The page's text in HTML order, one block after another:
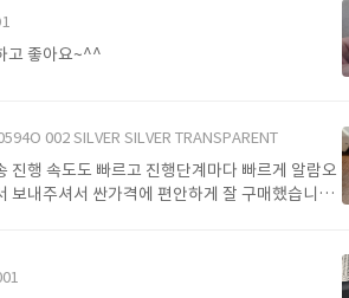
고 좋아요~^^
002 SILVER SILVER TRANSPARENT
진행 속도도 빠르고 진행단계마다 빠르게 알람오
보내주셔서 싼가격에 편안하게 잘 구매했습니다.